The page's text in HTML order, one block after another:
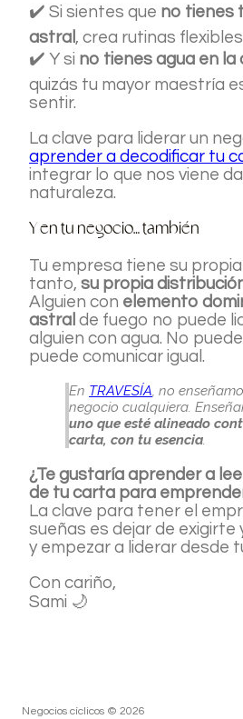
✔️ Si sientes que no tienes
astral , crea rutinas
✔️ Y si no tienes agua en la
quizás tu mayor maestría
sentir.
La clave para liderar un
aprender a decodificar tu
integrar lo que nos viene
naturaleza.
Y en tu negocio… también
Tu empresa tiene su
tanto,su propia
Alguien con elemento
astral de fuego no puede
alguien con agua. No
puede comunicar igual.
En TRAVESÍA, no
negocio cualquiera.
uno que esté alineado
carta, con tu esencia.
¿Te gustaría aprender a
de tu carta para
La clave para tener el
sueñas es dejar de exigirte
y empezar a liderar desde
Con cariño,
Sami 🌙
Negocios cíclicos © 2026